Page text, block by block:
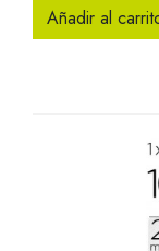
Añadir al